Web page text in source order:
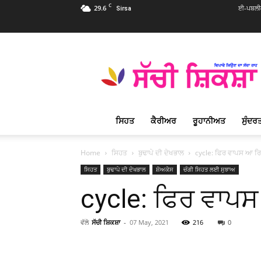
29.6 C Sirsa ਈ-
Shiksha
Punjabi
ਸ਼ਿਕਸ਼ਾ
ਪ੍ਰਸਿੱਧ
ਮੈਗਜ਼ੀਨ
ਸਿਹਤ ਕੈਰੀਅਰ ਰੂਹਾਨੀਅਤ
Home ਸਿਹਤ ਬੁਢਾਪੇ ਦੀ ਦੇਖਭਾਲ cycle: ਫਿਰ ਵਾਪਸ ਆ
ਸਿਹਤ ਬੁਢਾਪੇ ਦੀ ਦੇਖਭਾਲ ਸ਼ੋਅਕੇਸ ਚੰਗੀ ਸਿਹਤ ਲਈ ਸੁਝਾਅ
cycle: ਫਿਰ
ਵੱਲੋ ਸੱਚੀ ਸ਼ਿਕਸ਼ਾ - 07 May, 2021 216 0